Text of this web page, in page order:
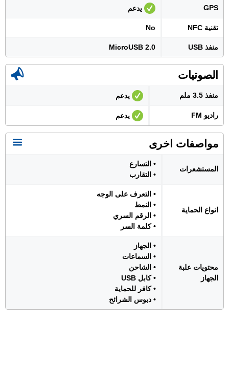
GPS يدعم
تقنية NFC No
منفذ USB MicroUSB 2.0
الصوتيات
منفذ 3.5 ملم يدعم
راديو FM يدعم
مواصفات اخرى
المستشعرات
• التسارع
• التقارب
انواع الحماية
• التعرف على الوجه
• النمط
• الرقم السري
• كلمة السر
محتويات علبة
الجهاز
• الجهاز
• السماعات
• الشاحن
• كابل USB
• كافر للحماية
• دبوس الشرائح